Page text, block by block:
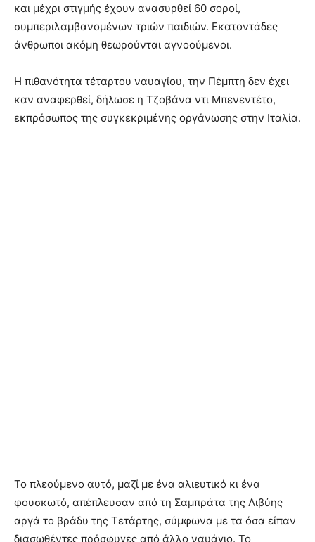
και μέχρι στιγμής έχουν ανασυρθεί 60 σοροί,
συμπεριλαμβανομένων τριών παιδιών. Εκατοντάδες
άνθρωποι ακόμη θεωρούνται αγνοούμενοι.
Η πιθανότητα τέταρτου ναυαγίου, την Πέμπτη δεν έχει
καν αναφερθεί, δήλωσε η Τζοβάνα ντι Μπενεντέτο,
εκπρόσωπος της συγκεκριμένης οργάνωσης στην Ιταλία.
Το πλεούμενο αυτό, μαζί με ένα αλιευτικό κι ένα
φουσκωτό, απέπλευσαν από τη Σαμπράτα της Λιβύης
αργά το βράδυ της Τετάρτης, σύμφωνα με τα όσα είπαν
διασωθέντες πρόσφυγες από άλλο ναυάγιο. Το